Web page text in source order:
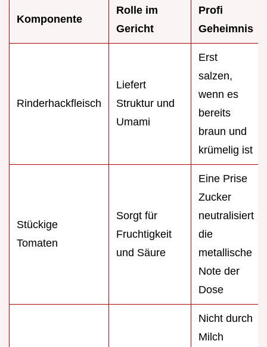
Komponente
Rolle im
Gericht
Profi
Geheimnis
Rinderhackfleisch
Liefert
Struktur und
Umami
Erst
salzen,
wenn es
bereits
braun und
krümelig ist
Stückige
Tomaten
Sorgt für
Fruchtigkeit
und Säure
Eine Prise
Zucker
neutralisiert
die
metallische
Note der
Dose
Nicht durch
Milch